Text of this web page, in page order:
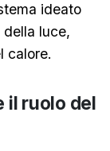
ideato
luce,
calore.
il ruolo del